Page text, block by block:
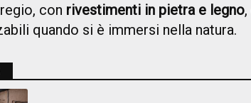
con rivestimenti in pietra e legno
quando si è immersi nella natura.